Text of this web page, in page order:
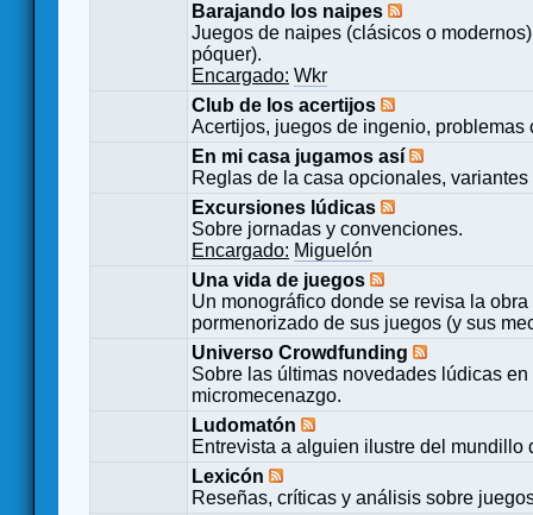
Barajando los naipes
Juegos de naipes (clásicos o
póquer).
Encargado: Wkr
Club de los acertijos
Acertijos, juegos de ingenio,
En mi casa jugamos así
Reglas de la casa opcionales,
Excursiones lúdicas
Sobre jornadas y convenciones.
Encargado: Miguelón
Una vida de juegos
Un monográfico donde se revisa la
pormenorizado de sus juegos (y sus
Universo Crowdfunding
Sobre las últimas novedades lúdicas
micromecenazgo.
Ludomatón
Entrevista a alguien ilustre del mundillo
Lexicón
Reseñas, críticas y análisis sobre